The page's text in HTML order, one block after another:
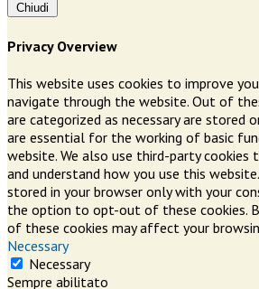
Chiudi
Privacy Overview
This website uses cookies to improve
navigate through the website. Out of
are categorized as necessary are stored
are essential for the working of basic
website. We also use third-party cookies
and understand how you use this
stored in your browser only with your
the option to opt-out of these cookies.
of these cookies may affect your
Necessary
Necessary
Sempre abilitato